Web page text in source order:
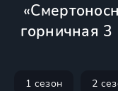
горничная 3
1 сезон 2